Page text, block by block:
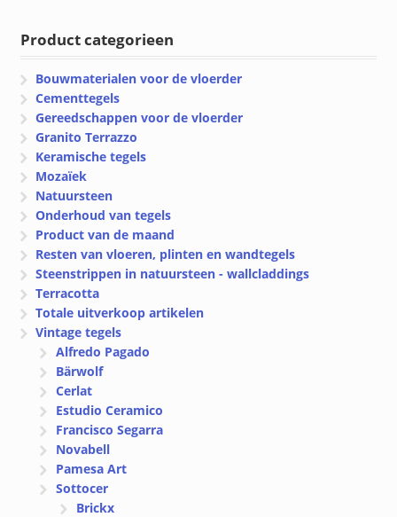
Product categorieen
Bouwmaterialen voor de vloerder
Cementtegels
Gereedschappen voor de vloerder
Granito Terrazzo
Keramische tegels
Mozaïek
Natuursteen
Onderhoud van tegels
Product van de maand
Resten van vloeren, plinten en wandtegels
Steenstrippen in natuursteen - wallcladdings
Terracotta
Totale uitverkoop artikelen
Vintage tegels
Alfredo Pagado
Bärwolf
Cerlat
Estudio Ceramico
Francisco Segarra
Novabell
Pamesa Art
Sottocer
Brickx